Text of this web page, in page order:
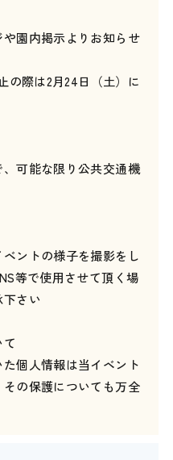
園内掲示よりお知らせ
の際は2月24日（土）に
可能な限り公共交通機
ントの様子を撮影をし
等で使用させて頂く場
さい
個人情報は当イベント
の保護についても万全